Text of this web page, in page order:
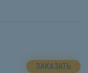
ЗАКАЗАТЬ